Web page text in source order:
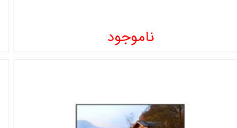
ناموجود